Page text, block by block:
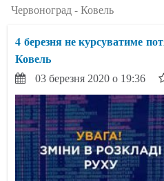
Червоноград - Ковель
4 березня не курсуватиме
Ковель
03 березня 2020 о 19:36